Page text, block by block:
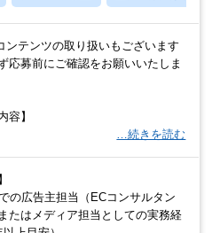
ンテンツの取り扱いもございます
応募前にご確認をお願いいたしま
容】
…続きを読む
の広告主担当（ECコンサルタン
たはメディア担当としての実務経